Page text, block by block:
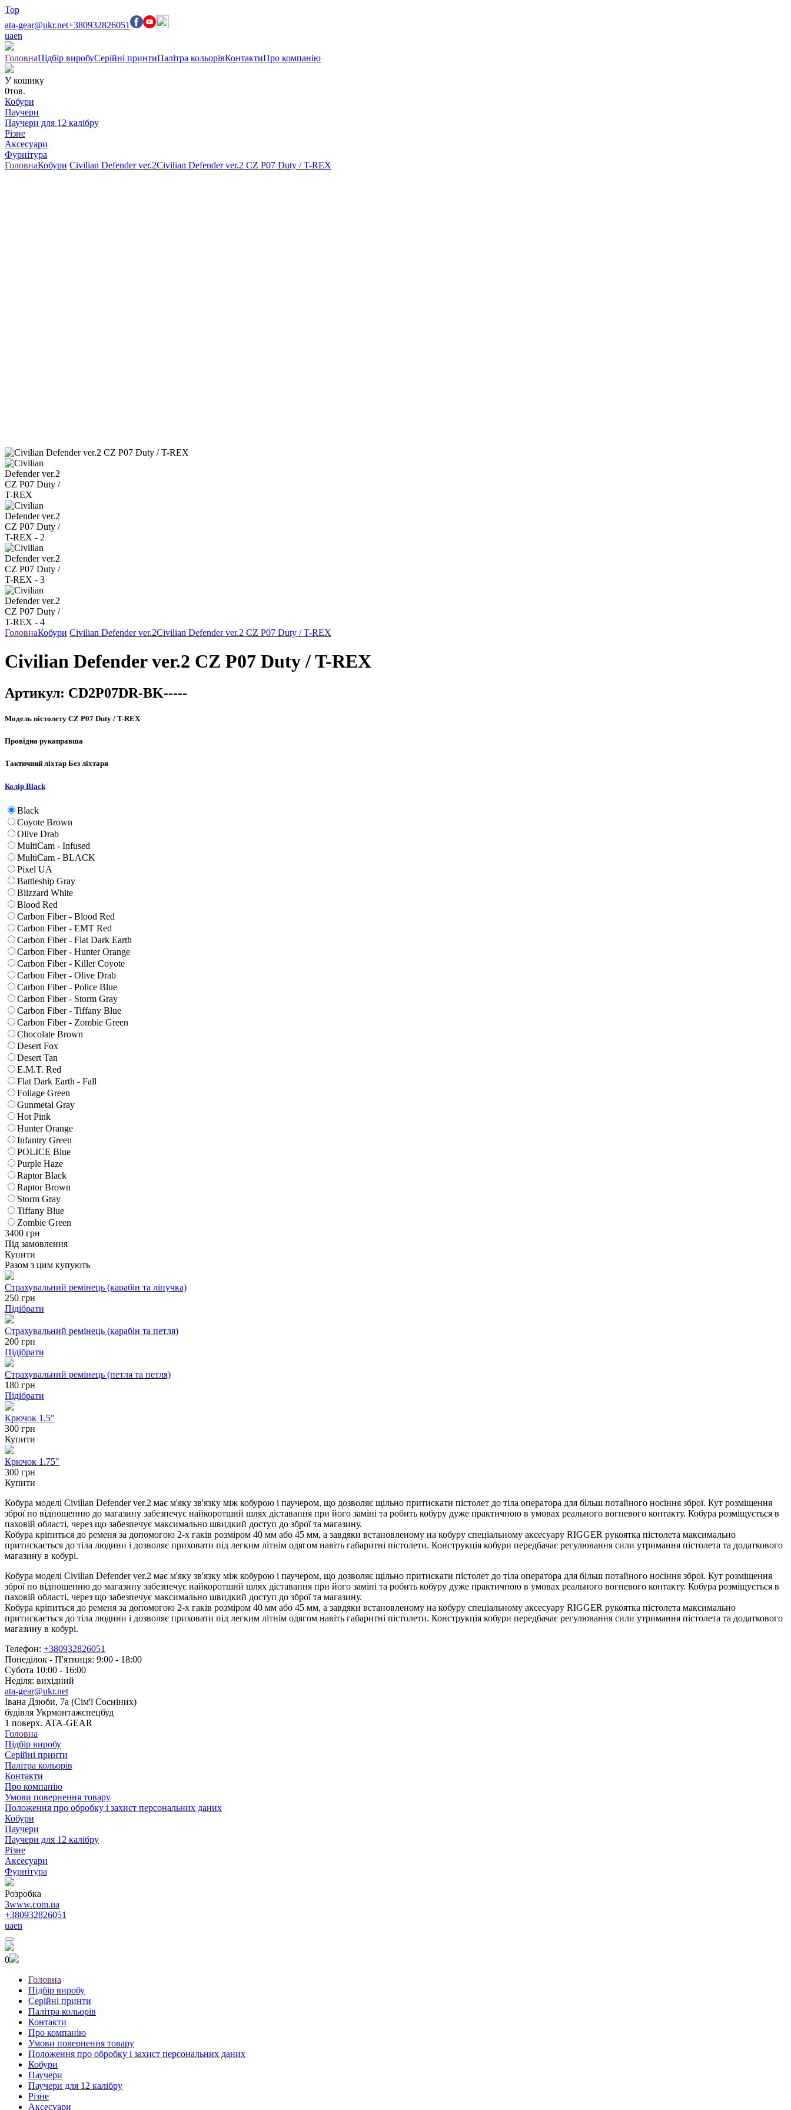
Top
ata-gear@ukr.net+380932826051
uaen
ГоловнаПідбір виробуСерійні принтиПалітра кольорівКонтактиПро компанію
У кошику
0тов.
Кобури
Паучери
Паучери для 12 калібру
Різне
Аксесуари
Фурнітура
ГоловнаКобури Civilian Defender ver.2Civilian Defender ver.2 CZ P07 Duty / T-REX
ГоловнаКобури Civilian Defender ver.2Civilian Defender ver.2 CZ P07 Duty / T-REX
Civilian Defender ver.2 CZ P07 Duty / T-REX
Артикул: CD2P07DR-BK-----
Модель пістолету CZ P07 Duty / T-REX
Провідна рукаправша
Тактичний ліхтар Без ліхтаря
Колір Black
Black
Coyote Brown
Olive Drab
MultiCam - Infused
MultiCam - BLACK
Pixel UA
Battleship Gray
Blizzard White
Blood Red
Carbon Fiber - Blood Red
Carbon Fiber - EMT Red
Carbon Fiber - Flat Dark Earth
Carbon Fiber - Hunter Orange
Carbon Fiber - Killer Coyote
Carbon Fiber - Olive Drab
Carbon Fiber - Police Blue
Carbon Fiber - Storm Gray
Carbon Fiber - Tiffany Blue
Carbon Fiber - Zombie Green
Chocolate Brown
Desert Fox
Desert Tan
E.M.T. Red
Flat Dark Earth - Fall
Foliage Green
Gunmetal Gray
Hot Pink
Hunter Orange
Infantry Green
POLICE Blue
Purple Haze
Raptor Black
Raptor Brown
Storm Gray
Tiffany Blue
Zombie Green
3400 грн
Під замовлення
Купити
Разом з цим купують
Страхувальний ремінець (карабін та ліпучка)
250 грн
Підібрати
Страхувальний ремінець (карабін та петля)
200 грн
Підібрати
Страхувальний ремінець (петля та петля)
180 грн
Підібрати
Крючок 1.5"
300 грн
Купити
Крючок 1.75"
300 грн
Купити
Кобура моделі Civilian Defender ver.2 має м'яку зв'язку між кобурою і паучером, що дозволяє щільно притискати пістолет до тіла оператора для більш потайного носіння зброї. Кут розміщення
зброї по відношенню до магазину забезпечує найкоротший шлях діставання при його заміні та робить кобуру дуже практичною в умовах реального вогневого контакту. Кобура розміщується в
паховій області, через що забезпечує максимально швидкий доступ до зброї та магазину.
Кобура кріпиться до ременя за допомогою 2-х гаків розміром 40 мм або 45 мм, а завдяки встановленому на кобуру спеціальному аксесуару RIGGER рукоятка пістолета максимально
притискається до тіла людини і дозволяє приховати під легким літнім одягом навіть габаритні пістолети. Конструкція кобури передбачає регулювання сили утримання пістолета та додаткового
магазину в кобурі.
Кобура моделі Civilian Defender ver.2 має м'яку зв'язку між кобурою і паучером, що дозволяє щільно притискати пістолет до тіла оператора для більш потайного носіння зброї. Кут розміщення
зброї по відношенню до магазину забезпечує найкоротший шлях діставання при його заміні та робить кобуру дуже практичною в умовах реального вогневого контакту. Кобура розміщується в
паховій області, через що забезпечує максимально швидкий доступ до зброї та магазину.
Кобура кріпиться до ременя за допомогою 2-х гаків розміром 40 мм або 45 мм, а завдяки встановленому на кобуру спеціальному аксесуару RIGGER рукоятка пістолета максимально
притискається до тіла людини і дозволяє приховати під легким літнім одягом навіть габаритні пістолети. Конструкція кобури передбачає регулювання сили утримання пістолета та додаткового
магазину в кобурі.
Телефон: +380932826051
Понеділок - П'ятниця: 9:00 - 18:00
Субота 10:00 - 16:00
Неділя: вихідний
ata-gear@ukr.net
Івана Дзюби, 7а (Сім'ї Сосніних)
будівля Укрмонтажспецбуд
1 поверх. ATA-GEAR
Головна
Підбір виробу
Серійні принти
Палітра кольорів
Контакти
Про компанію
Умови повернення товару
Положення про обробку і захист персональних даних
Кобури
Паучери
Паучери для 12 калібру
Різне
Аксесуари
Фурнітура
Розробка
3www.com.ua
+380932826051
uaen
0
Головна
Підбір виробу
Серійні принти
Палітра кольорів
Контакти
Про компанію
Умови повернення товару
Положення про обробку і захист персональних даних
Кобури
Паучери
Паучери для 12 калібру
Різне
Аксесуари